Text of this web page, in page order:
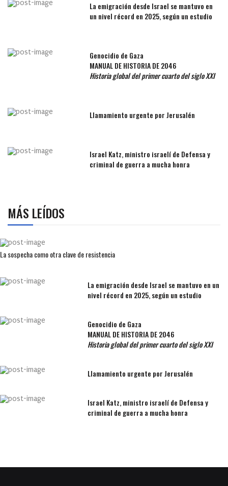
La emigración desde Israel se mantuvo en
un nivel récord en 2025, según un estudio
Genocidio de Gaza
MANUAL DE HISTORIA DE 2046
Historia global del primer cuarto del siglo XXI
Llamamiento urgente por Jerusalén
Israel Katz, ministro israelí de Defensa y
criminal de guerra a mucha honra
MÁS LEÍDOS
La sospecha como otra clave de resistencia
La emigración desde Israel se mantuvo en un
nivel récord en 2025, según un estudio
Genocidio de Gaza
MANUAL DE HISTORIA DE 2046
Historia global del primer cuarto del siglo XXI
Llamamiento urgente por Jerusalén
Israel Katz, ministro israelí de Defensa y
criminal de guerra a mucha honra